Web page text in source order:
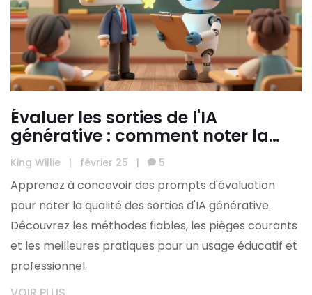
Évaluer les sorties de l'IA
générative : comment noter la
qualité des réponses
King Willie | février 25 | 5
Apprenez à concevoir des prompts d'évaluation
pour noter la qualité des sorties d'IA générative.
Découvrez les méthodes fiables, les pièges courants
et les meilleures pratiques pour un usage éducatif et
professionnel.